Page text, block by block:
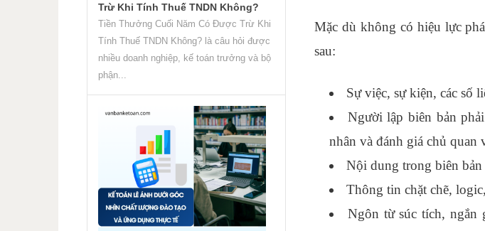
Mặc dù không có hiệu lực
sau:
Sự việc, sự kiện, các số
Người lập biên bản
nhân vàđánh giá chủ quan
Nội dung trong biên bản
Thông tin chặt chẽ,
Ngôn từ súc tích, ngắn
Trừ Khi Tính Thuế TNDN Không?
Tiền Thưởng Cuối Năm Có Được Trừ Khi
Tính Thuế TNDN Không? là câu hỏi được
nhiều doanh nghiệp, kế toán trưởng và bộ
phận...